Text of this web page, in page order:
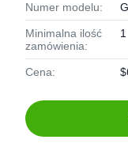
Numer modelu:
Minimalna ilość
zamówienia:
1
Cena: